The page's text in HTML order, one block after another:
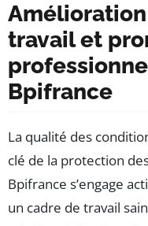
travail et
Bpifrance
La qualité des
clé de la protection
Bpifrance s’engage
un cadre de travail